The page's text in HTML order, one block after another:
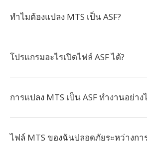
ทำไมต้องแปลง MTS เป็น ASF?
โปรแกรมอะไรเปิดไฟล์ ASF ได้?
การแปลง MTS เป็น ASF ทำงานอย่าง
ไฟล์ MTS ของฉันปลอดภัยระหว่างกา